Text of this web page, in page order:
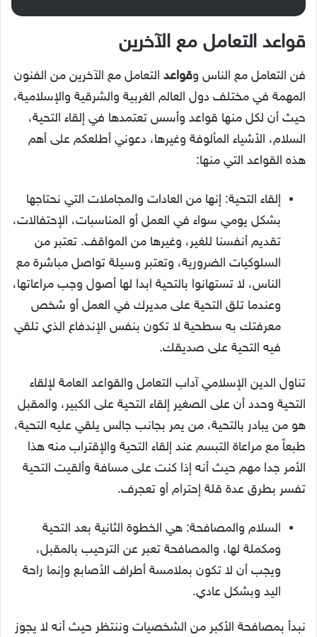
قواعد التعامل مع الآخرين
فن التعامل مع الناس وقواعد التعامل مع الآخرين من الفنون
المهمة في مختلف دول العالم الغربية والشرقية والإسلامية،
حيث أن لكل منها قواعد وأسس تعتمدها في إلقاء التحية،
السلام، الأشياء المألوفة وغيرها، دعوني أطلعكم على أهم
هذه القواعد التي منها:
إلقاء التحية: إنها من العادات والمجاملات التي نحتاجها
بشكل يومي سواء في العمل أو المناسبات، الإحتفالات،
تقديم أنفسنا للغير، وغيرها من المواقف. تعتبر من
السلوكيات الضرورية، وتعتبر وسيلة تواصل مباشرة مع
الناس، لا تستهانوا بالتحية ابدا لها أصول وجب مراعاتها،
وعندما تلق التحية على مديرك في العمل أو شخص
معرفتك به سطحية لا تكون بنفس الإندفاع الذي تلقي
فيه التحية على صديقك.
تناول الدين الإسلامي آداب التعامل والقواعد العامة لإلقاء
التحية وحدد أن على الصغير إلقاء التحية على الكبير، والمقبل
هو من يبادر بالتحية، من يمر بجانب جالس يلقي عليه التحية،
طبعاً مع مراعاة التبسم عند إلقاء التحية والإقتراب منه هذا
الأمر جدا مهم حيث أنه إذا كنت على مسافة وألقيت التحية
تفسر بطرق عدة قلة إحترام أو تعجرف.
السلام والمصافحة: هي الخطوة الثانية بعد التحية
ومكملة لها، والمصافحة تعبر عن الترحيب بالمقبل،
ويجب أن لا تكون بملامسة أطراف الأصابع وإنما راحة
اليد وبشكل عادي.
نبدأ بمصافحة الأكبر من الشخصيات وننتظر حيث أنه لا يجوز